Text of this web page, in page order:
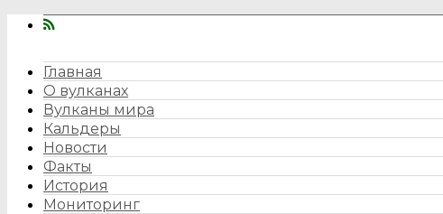
Главная
О вулканах
Вулканы мира
Кальдеры
Новости
Факты
История
Мониторинг